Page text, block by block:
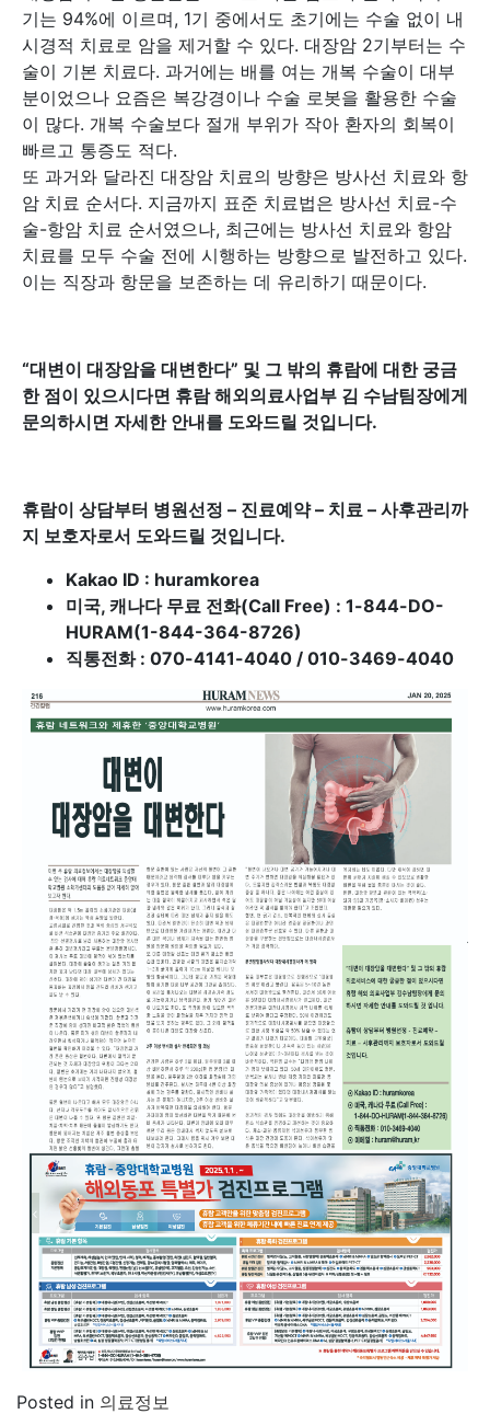
기는 94%에 이르며, 1기 중에서도 초기에는 수술 없이 내
시경적 치료로 암을 제거할 수 있다. 대장암 2기부터는 수
술이 기본 치료다. 과거에는 배를 여는 개복 수술이 대부
분이었으나 요즘은 복강경이나 수술 로봇을 활용한 수술
이 많다. 개복 수술보다 절개 부위가 작아 환자의 회복이
빠르고 통증도 적다.
또 과거와 달라진 대장암 치료의 방향은 방사선 치료와 항
암 치료 순서다. 지금까지 표준 치료법은 방사선 치료-수
술-항암 치료 순서였으나, 최근에는 방사선 치료와 항암
치료를 모두 수술 전에 시행하는 방향으로 발전하고 있다.
이는 직장과 항문을 보존하는 데 유리하기 때문이다.
“대변이 대장암을 대변한다” 및 그 밖의 휴람에 대한 궁금
한 점이 있으시다면 휴람 해외의료사업부 김 수남팀장에게
문의하시면 자세한 안내를 도와드릴 것입니다.
휴람이 상담부터 병원선정 – 진료예약 – 치료 – 사후관리까
지 보호자로서 도와드릴 것입니다.
Kakao ID : huramkorea
미국, 캐나다 무료 전화(Call Free) : 1-844-DO-
HURAM(1-844-364-8726)
직통전화 : 070-4141-4040 / 010-3469-4040
Posted in 의료정보